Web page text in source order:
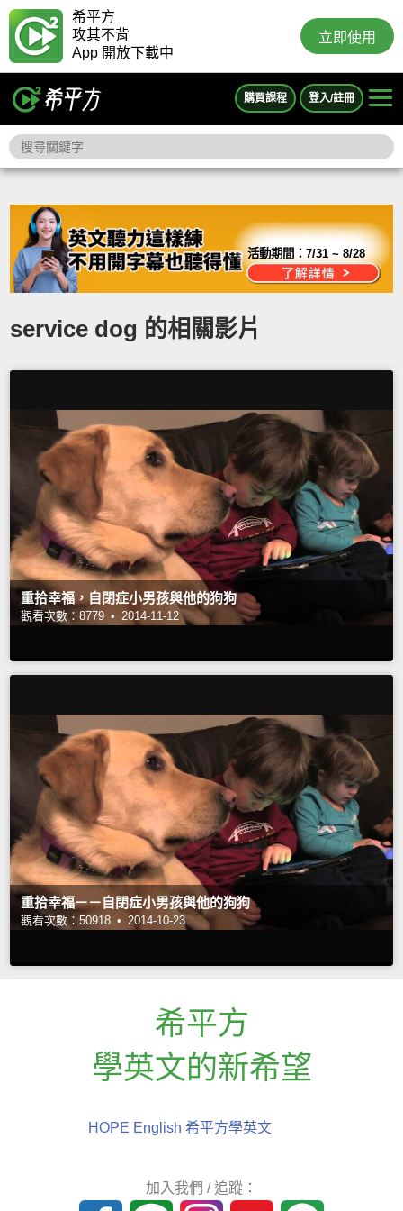
希平方
攻其不背
App 開放下載中
立即使用
購買課程 登入/註冊
活動期間：7/31 ~ 8/28
service dog 的相關影片
重拾幸福，自閉症小男孩與他的狗狗
觀看次數：8779 • 2014-11-12
重拾幸福－－自閉症小男孩與他的狗狗
觀看次數：50918 • 2014-10-23
希平方
學英文的新希望
HOPE English 希平方學英文
加入我們 / 追蹤：